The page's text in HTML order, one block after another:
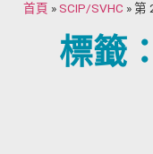
首頁 »SCIP/SVHC » 第
標籤